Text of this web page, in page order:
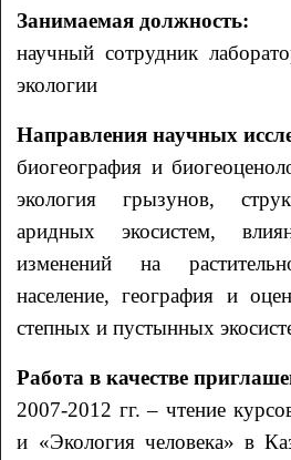
Занимаемая должность:
научный сотрудник
экологии
Направления научных
биогеография и
экология грызунов,
аридных экосистем,
изменений на
население, география и
степных и пустынных
Работа в качестве
2007-2012 гг. – чтение
и «Экология человека» в